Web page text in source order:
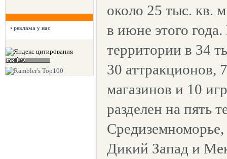
реклама у нас
около 25 тыс. кв.
в июне этого
территории в 34
30 аттракционов,
магазинов и 10
разделен на пять
Дикий Запад и